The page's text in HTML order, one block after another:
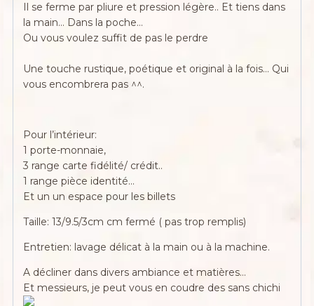
Il se ferme par pliure et pression légère.. Et tiens dans
la main… Dans la poche…
Ou vous voulez suffit de pas le perdre
Une touche rustique, poétique et original à la fois… Qui
vous encombrera pas ^^.
Pour l’intérieur:
1 porte-monnaie,
3 range carte fidélité/ crédit..
1 range pièce identité…
Et un un espace pour les billets
Taille: 13/9.5/3cm cm fermé ( pas trop remplis)
Entretien: lavage délicat à la main ou à la machine.
A décliner dans divers ambiance et matières…
Et messieurs, je peut vous en coudre des sans chichi